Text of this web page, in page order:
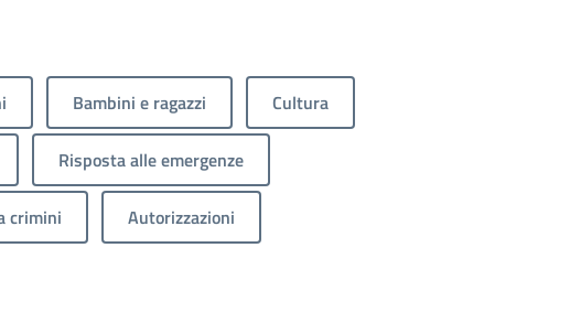
Bambini e ragazzi Cultura
Risposta alle emergenze
crimini Autorizzazioni